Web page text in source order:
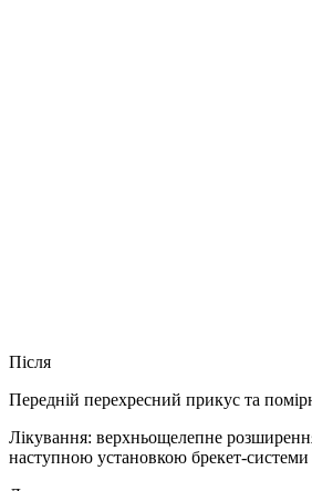
Після
Передній перехресний прикус та
Лікування: верхньощелепне
наступною установкою брекет-системи